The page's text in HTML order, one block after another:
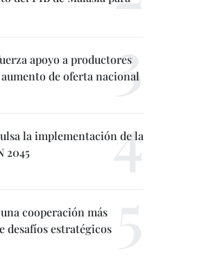
apoyo a productores
de oferta nacional
la implementación de la
2045
cooperación más
desafíos estratégicos